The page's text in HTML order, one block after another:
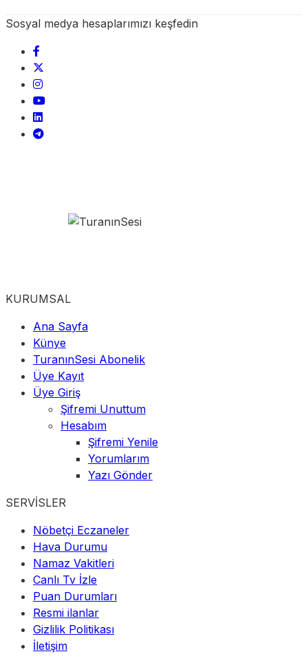
Sosyal medya hesaplarımızı keşfedin
KURUMSAL
Ana Sayfa
Künye
TuranınSesi Abonelik
Üye Kayıt
Üye Giriş
Şifremi Unuttum
Hesabım
Şifremi Yenile
Yorumlarım
Yazı Gönder
SERVİSLER
Nöbetçi Eczaneler
Hava Durumu
Namaz Vakitleri
Canlı Tv İzle
Puan Durumları
Resmi ilanlar
Gizlilik Politikası
İletişim